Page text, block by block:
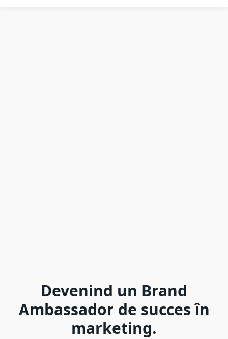
Devenind un Brand
Ambassador de succes în
marketing.